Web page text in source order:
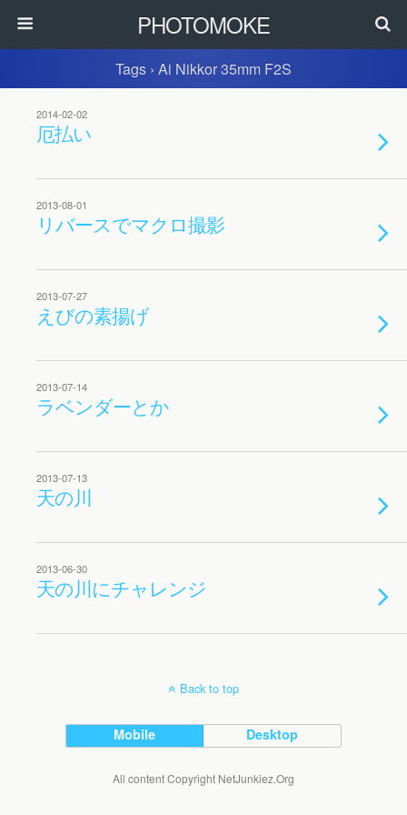
PHOTOMOKE
Tags › Ai Nikkor 35mm F2S
2014-02-02
厄払い
2013-08-01
リバースでマクロ撮影
2013-07-27
えびの素揚げ
2013-07-14
ラベンダーとか
2013-07-13
天の川
2013-06-30
天の川にチャレンジ
Back to top
Mobile Desktop
All content Copyright NetJunkiez.Org